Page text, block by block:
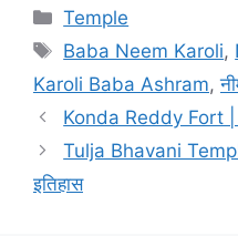
Categories
Temple
Tags
Baba Neem Karoli,
Karoli Baba Ashram,
Konda Reddy Fort |
Tulja Bhavani
इतिहास